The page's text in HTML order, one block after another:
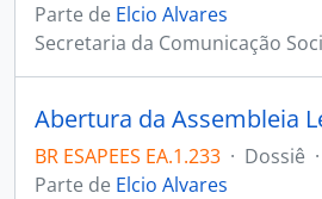
Parte de Elcio Alvares
Secretaria da Comunicação
BR ESAPEES EA.1.233 · Dossiê ·
Parte de Elcio Alvares